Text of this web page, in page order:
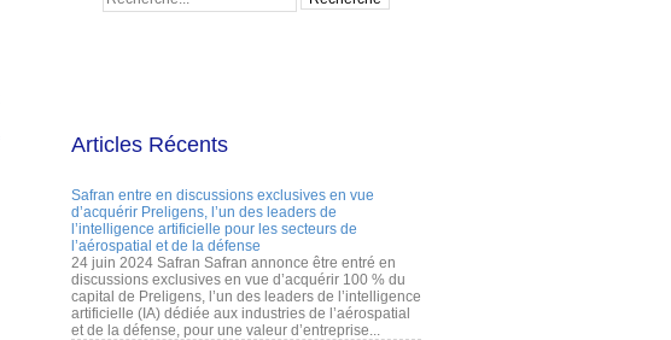
Articles Récents
Safran entre en discussions exclusives en vue
d’acquérir Preligens, l’un des leaders de
l’intelligence artificielle pour les secteurs de
l’aérospatial et de la défense
24 juin 2024 Safran Safran annonce être entré en
discussions exclusives en vue d’acquérir 100 % du
capital de Preligens, l’un des leaders de l’intelligence
artificielle (IA) dédiée aux industries de l’aérospatial
et de la défense, pour une valeur d’entreprise...